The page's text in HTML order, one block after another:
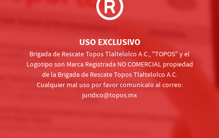
USO EXCLUSIVO
Brigada de Rescate Topos Tlaltelolco A.C., "TOPOS" y el
Logotipo son Marca Registrada NO COMERCIAL propiedad
de la Brigada de Rescate Topos Tlaltelolco A.C.
Cualquier mal uso por favor comunícalo al correo:
juridico@topos.mx